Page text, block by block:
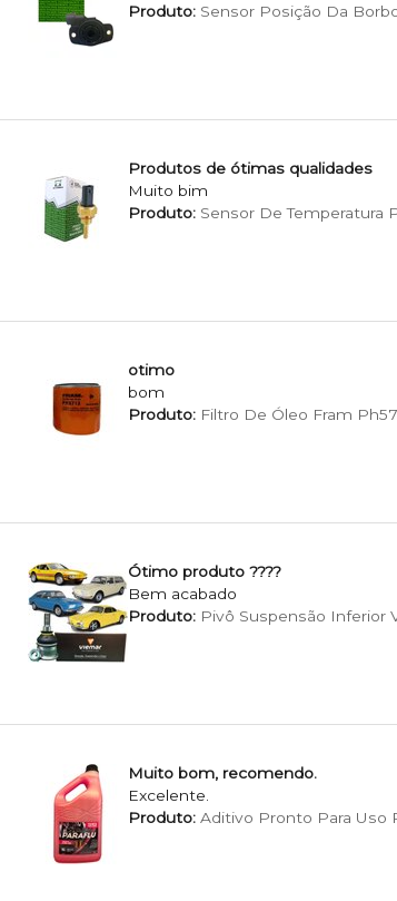
Produto:Sensor Posição Da
Produtos de ótimas qualidades
Muito bim
Produto:Sensor De Temperatura
otimo
bom
Produto:Filtro De Óleo Fram
Ótimo produto ????
Bem acabado
Produto:Pivô Suspensão Inferior
Muito bom, recomendo.
Excelente.
Produto:Aditivo Pronto Para Uso